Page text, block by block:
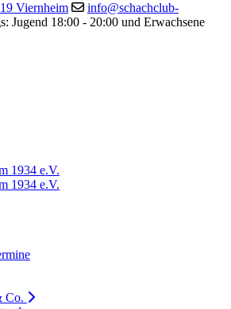
Viernheim
info@schachclub-
Jugend 18:00 - 20:00 und Erwachsene
Co.